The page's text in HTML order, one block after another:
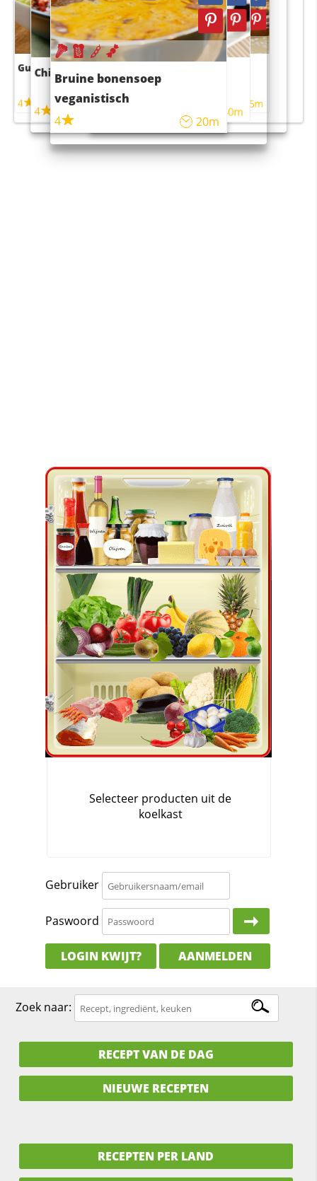
Gebruiker
Paswoord
LOGIN KWIJT? AANMELDEN
Guacamole
4
Chili con carne
4 45m
Bruine bonensoep
veganistisch
4
20m
Sushi rijstsalade
maaltijdsalade
40m
4 55m
Zoek naar:
RECEPT VAN DE DAG
NIEUWE RECEPTEN
RECEPTEN PER LAND